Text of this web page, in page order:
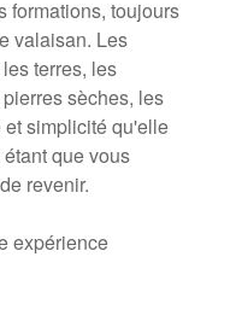
formations, toujours
valaisan. Les
terres, les
sèches, les
et simplicité qu'elle
que vous
revenir.
expérience